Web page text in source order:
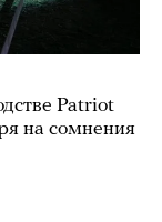
Patriot
на сомнения